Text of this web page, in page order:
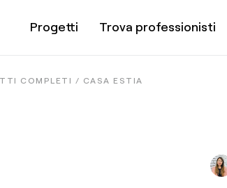
Progetti Trova professionisti
COMPLETI / CASA ESTIA